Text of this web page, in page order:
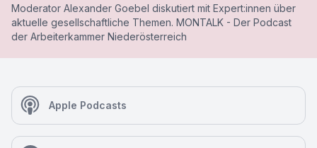
Moderator Alexander Goebel diskutiert mit Expert:innen über
aktuelle gesellschaftliche Themen. MONTALK - Der Podcast
der Arbeiterkammer Niederösterreich
Apple Podcasts